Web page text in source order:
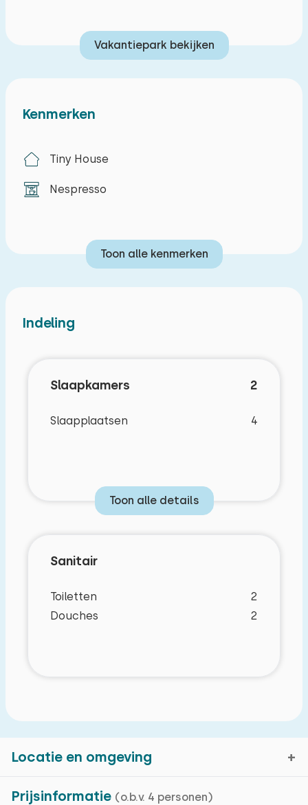
Prijsinformatie (o.b.v. 4 personen)
Kenmerken
Tiny House
Nespresso
Toon alle kenmerken
Indeling
Slaapkamers 2
Slaapplaatsen 4
Toon alle details
Sanitair
Toiletten
2
Douches
2
Locatie en omgeving
Vakantiepark bekijken